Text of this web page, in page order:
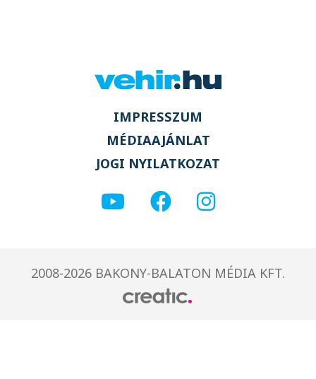
IMPRESSZUM
MÉDIAAJÁNLAT
JOGI NYILATKOZAT
2008-2026 BAKONY-BALATON MÉDIA KFT.